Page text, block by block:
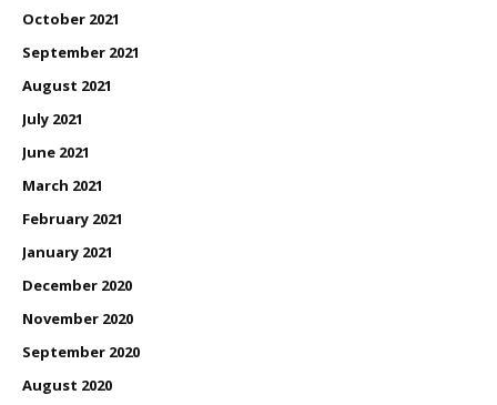
October 2021
September 2021
August 2021
July 2021
June 2021
March 2021
February 2021
January 2021
December 2020
November 2020
September 2020
August 2020